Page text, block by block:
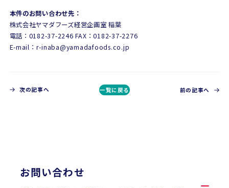
本件のお問い合わせ先：
株式会社ヤマダフーズ経営企画室 稲葉
電話：0182-37-2246 FAX：0182-37-2276
E-mail：r-inaba@yamadafoods.co.jp
次の記事へ 一覧に戻る 前の記事へ
お問い合わせ